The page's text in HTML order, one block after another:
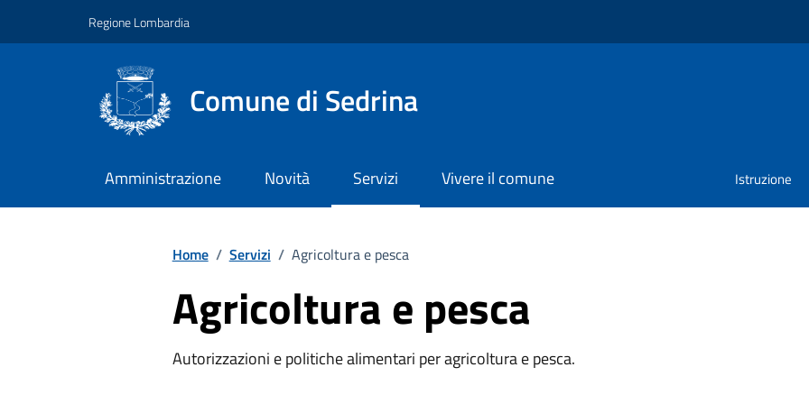
Regione Lombardia
Comune di Sedrina
Amministrazione Novità Servizi Vivere il comune Istruzione
Home / Servizi / Agricoltura e pesca
Agricoltura e pesca
Autorizzazioni e politiche alimentari per agricoltura e pesca.